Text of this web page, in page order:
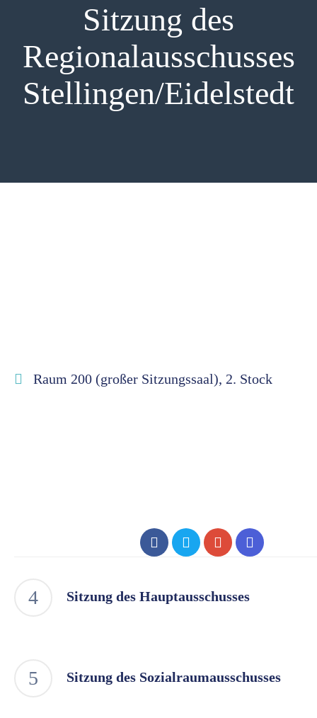
Sitzung des
Regionalausschusses
Stellingen/Eidelstedt
KONTAKT
Raum 200 (großer Sitzungssaal), 2. Stock
Sitzung des Hauptausschusses
Sitzung des Sozialraumausschusses